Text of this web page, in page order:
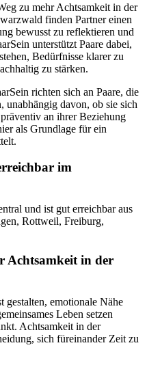
zu mehr Achtsamkeit in der
finden Partner einen
bewusst zu reflektieren und
unterstützt Paare dabei,
Bedürfnisse klarer zu
zu stärken.
richten sich an Paare, die
unabhängig davon, ob sie sich
an ihrer Beziehung
als Grundlage für ein
im
und ist gut erreichbar aus
Rottweil, Freiburg,
Achtsamkeit in der
gestalten, emotionale Nähe
Leben setzen
Achtsamkeit in der
sich füreinander Zeit zu